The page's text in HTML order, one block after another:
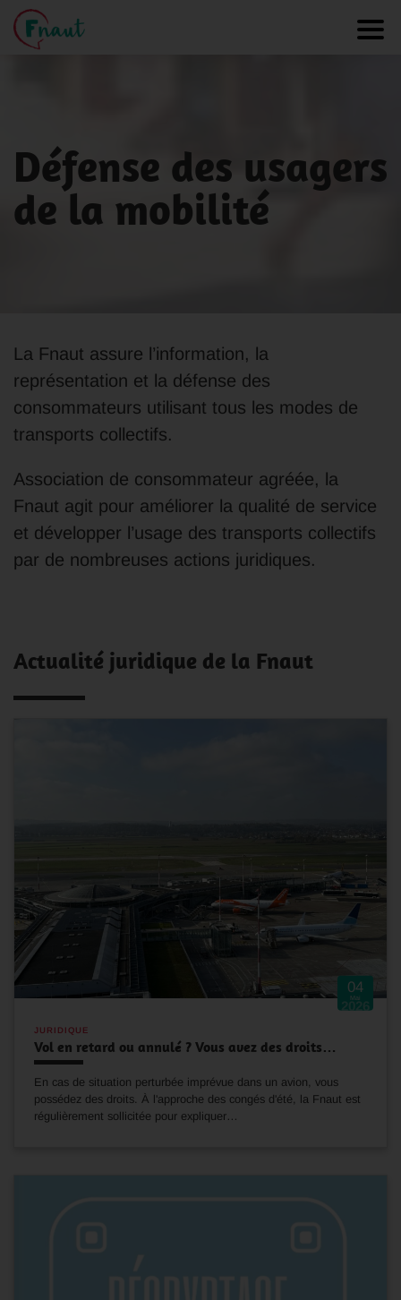
Panneau de gestion des cookies
Défense des usagers
de la mobilité
La Fnaut assure l’information, la
représentation et la défense des
consommateurs utilisant tous les modes de
transports collectifs.
Association de consommateur agréée, la
Fnaut agit pour améliorer la qualité de service
et développer l’usage des transports collectifs
par de nombreuses actions juridiques.
Actualité juridique de la Fnaut
04
Mai
2026
JURIDIQUE
Vol en retard ou annulé ? Vous avez des droits…
En cas de situation perturbée imprévue dans un avion, vous
possédez des droits. À l'approche des congés d'été, la Fnaut est
régulièrement sollicitée pour expliquer…